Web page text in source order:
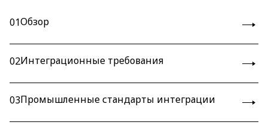
01Обзор
02Интеграционные требования
03Промышленные стандарты интеграции